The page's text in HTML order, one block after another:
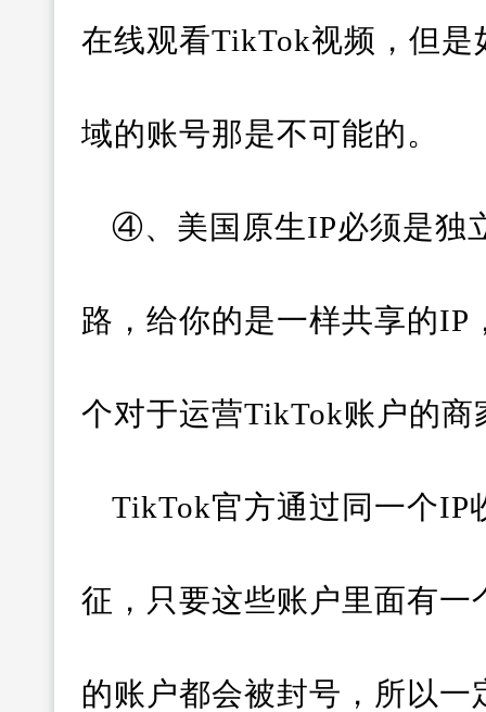
在线观看TikTok视频，但
域的账号那是不可能的。
④、美国原生IP必须是独
路，给你的是一样共享的
个对于运营TikTok账户的商
TikTok官方通过同一个IP
征，只要这些账户里面有
的账户都会被封号，所以